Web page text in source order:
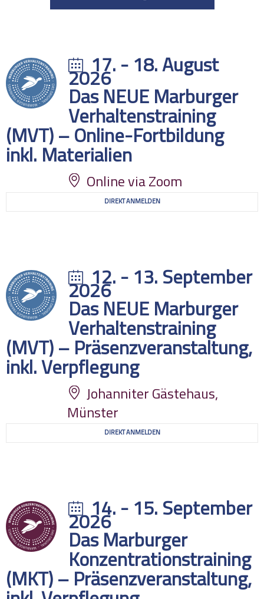
17. - 18. August
2026
Das NEUE Marburger
Verhaltenstraining
(MVT) – Online-Fortbildung
inkl. Materialien
Online via Zoom
DIREKT ANMELDEN
12. - 13. September
2026
Das NEUE Marburger
Verhaltenstraining
(MVT) – Präsenzveranstaltung,
inkl. Verpflegung
Johanniter Gästehaus,
Münster
DIREKT ANMELDEN
14. - 15. September
2026
Das Marburger
Konzentrationstraining
(MKT) – Präsenzveranstaltung,